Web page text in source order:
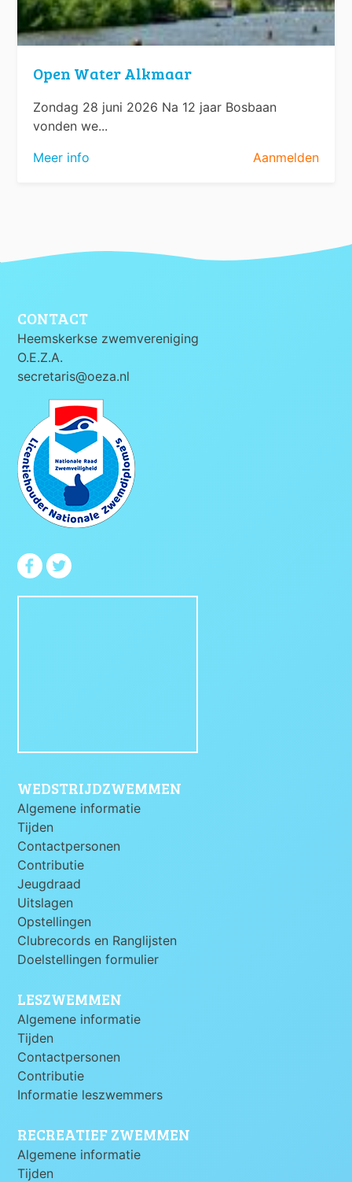
Open Water Alkmaar
Zondag 28 juni 2026 Na 12 jaar Bosbaan
vonden we...
Meer info
Aanmelden
CONTACT
Heemskerkse zwemvereniging
O.E.Z.A.
secretaris@oeza.nl
WEDSTRIJDZWEMMEN
Algemene informatie
Tijden
Contactpersonen
Contributie
Jeugdraad
Uitslagen
Opstellingen
Clubrecords en Ranglijsten
Doelstellingen formulier
LESZWEMMEN
Algemene informatie
Tijden
Contactpersonen
Contributie
Informatie leszwemmers
RECREATIEF ZWEMMEN
Algemene informatie
Tijden